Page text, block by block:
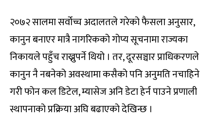
२०७२ सालमा सर्वोच्च अदालतले गरेको फैसला अनुसार,
कानुन बनाएर मात्रै नागरिकको गोप्य सूचनामा राज्यका
निकायले पहुँच राख्नुपर्ने थियो । तर, दूरसञ्चार प्राधिकरणले
कानुन नै नबनेको अवस्थामा कसैको पनि अनुमति नचाहिने
गरी फोन कल डिटेल, म्यासेज अनि डेटा हेर्न पाउने प्रणाली
स्थापनाको प्रक्रिया अघि बढाएको देखिन्छ ।